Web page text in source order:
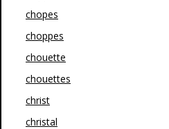
chopes
choppes
chouette
chouettes
christ
christal